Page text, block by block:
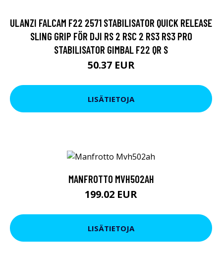
ULANZI FALCAM F22 2571 STABILISATOR QUICK RELEASE
SLING GRIP FÖR DJI RS 2 RSC 2 RS3 RS3 PRO
STABILISATOR GIMBAL F22 QR S
50.37 EUR
LISÄTIETOJA
MANFROTTO MVH502AH
199.02 EUR
LISÄTIETOJA